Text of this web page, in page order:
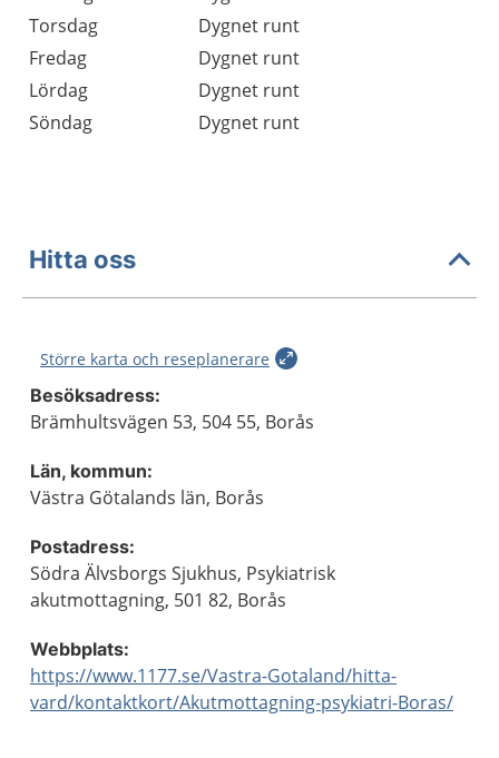
Torsdag
Dygnet runt
Fredag
Dygnet runt
Lördag
Dygnet runt
Söndag
Dygnet runt
Hitta oss
Större karta och reseplanerare
Besöksadress:
Brämhultsvägen 53, 504 55, Borås
Län, kommun:
Västra Götalands län, Borås
Postadress:
Södra Älvsborgs Sjukhus, Psykiatrisk
akutmottagning, 501 82, Borås
Webbplats:
https://www.1177.se/Vastra-Gotaland/hitta-
vard/kontaktkort/Akutmottagning-psykiatri-Boras/